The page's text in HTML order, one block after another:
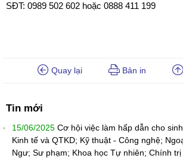
SĐT: 0989 502 602 hoặc 0888 411 199
Quay lại Bản in
Tin mới
15/06/2025 Cơ hội việc làm hấp dẫn cho
Kinh tế và QTKD; Kỹ thuật - Công nghệ;
Ngư; Sư phạm; Khoa học Tự nhiên; Chính